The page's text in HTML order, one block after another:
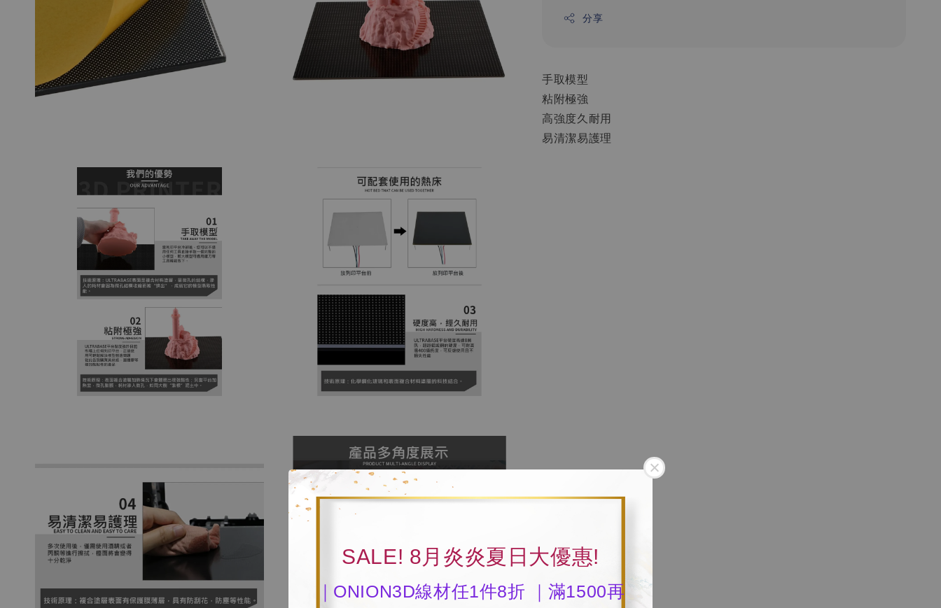
SALE! 8月炎炎夏日大優惠!
｜ONION3D線材任1件8折 ｜滿1500再
分享
手取模型
粘附極強
高強度久耐用
易清潔易護理